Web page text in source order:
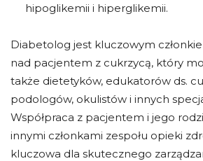
hipoglikemii i hiperglikemii.
Diabetolog jest kluczowym
nad pacjentem z cukrzycą, który
także dietetyków, edukatorów ds.
podologów, okulistów i innych
Współpraca z pacjentem i jego
innymi członkami zespołu opieki
kluczowa dla skutecznego